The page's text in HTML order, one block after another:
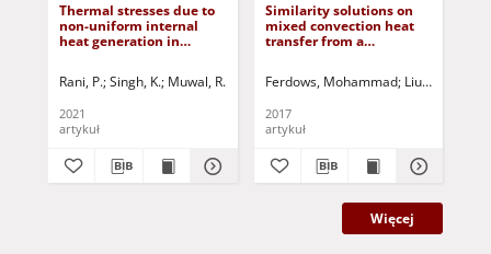
Thermal stresses due to
non-uniform internal
heat generation in
Rani, P. Singh, K. Muwal, R. Jurczak, Paweł - red.
2021
artykuł
Similarity solutions on
mixed convection heat
transfer from a
medium with internal
Ferdows, Mohammad Liu, Don
2017
artykuł
Więcej